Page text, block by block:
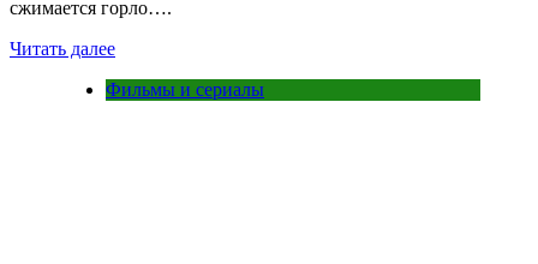
сжимается горло….
Читать далее
Фильмы и сериалы